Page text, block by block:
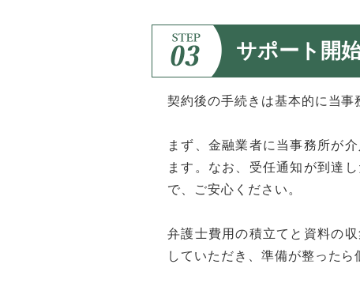
サポート開
契約後の手続きは基本的に当事
まず、金融業者に当事務所が
ます。なお、受任通知が到達
で、ご安心ください。
弁護士費用の積立てと資料の
していただき、準備が整ったら